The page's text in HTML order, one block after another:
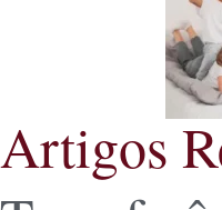
Artigos